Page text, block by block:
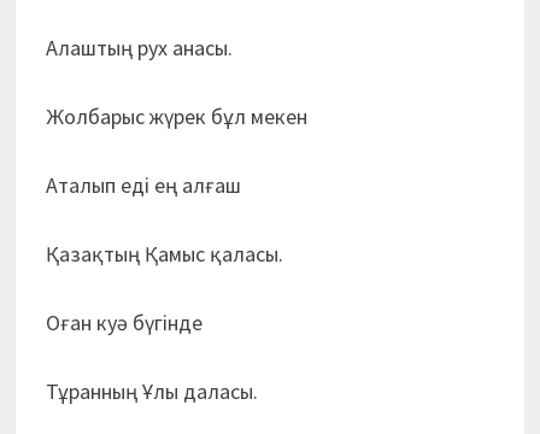
Алаштың рух анасы.
Жолбарыс жүрек бұл мекен
Аталып еді ең алғаш
Қазақтың Қамыс қаласы.
Оған куә бүгінде
Тұранның Ұлы даласы.